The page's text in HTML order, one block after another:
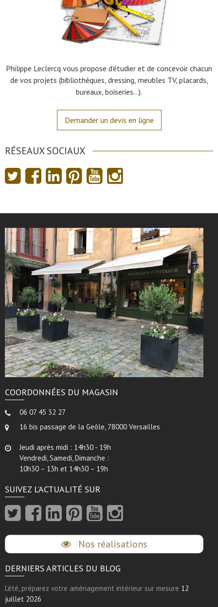
Philippe Leclercq vous propose d’étudier et de concevoir chacun
de vos projets (bibliothèques, dressing, meubles TV, placards,
bureaux, boiseries…).
Demander un devis en ligne
RÉSEAUX SOCIAUX
COORDONNÉES DU MAGASIN
06 07 45 32 27
16 bis passage de la Geôle, 78000 Versailles
Jeudi après midi : 14h30 - 19h
Vendredi, Samedi, Dimanche :
10h30 – 13h et 14h30 – 19h
SUIVEZ L’ACTUALITÉ SUR
Nos réalisations
DERNIERS ARTICLES DU BLOG
L’été, préparez votre aménagement intérieur sur mesure 12
juillet 2026